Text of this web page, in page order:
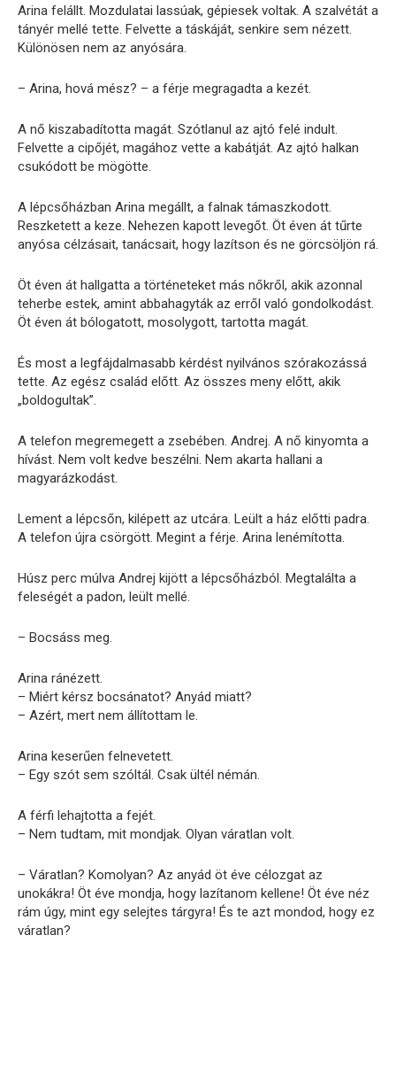
Arina felállt. Mozdulatai lassúak, gépiesek voltak. A szalvétát a
tányér mellé tette. Felvette a táskáját, senkire sem nézett.
Különösen nem az anyósára.
– Arina, hová mész? – a férje megragadta a kezét.
A nő kiszabadította magát. Szótlanul az ajtó felé indult.
Felvette a cipőjét, magához vette a kabátját. Az ajtó halkan
csukódott be mögötte.
A lépcsőházban Arina megállt, a falnak támaszkodott.
Reszketett a keze. Nehezen kapott levegőt. Öt éven át tűrte
anyósa célzásait, tanácsait, hogy lazítson és ne görcsöljön rá.
Öt éven át hallgatta a történeteket más nőkről, akik azonnal
teherbe estek, amint abbahagyták az erről való gondolkodást.
Öt éven át bólogatott, mosolygott, tartotta magát.
És most a legfájdalmasabb kérdést nyilvános szórakozássá
tette. Az egész család előtt. Az összes meny előtt, akik
„boldogultak”.
A telefon megremegett a zsebében. Andrej. A nő kinyomta a
hívást. Nem volt kedve beszélni. Nem akarta hallani a
magyarázkodást.
Lement a lépcsőn, kilépett az utcára. Leült a ház előtti padra.
A telefon újra csörgött. Megint a férje. Arina lenémította.
Húsz perc múlva Andrej kijött a lépcsőházból. Megtalálta a
feleségét a padon, leült mellé.
– Bocsáss meg.
Arina ránézett.
– Miért kérsz bocsánatot? Anyád miatt?
– Azért, mert nem állítottam le.
Arina keserűen felnevetett.
– Egy szót sem szóltál. Csak ültél némán.
A férfi lehajtotta a fejét.
– Nem tudtam, mit mondjak. Olyan váratlan volt.
– Váratlan? Komolyan? Az anyád öt éve célozgat az
unokákra! Öt éve mondja, hogy lazítanom kellene! Öt éve néz
rám úgy, mint egy selejtes tárgyra! És te azt mondod, hogy ez
váratlan?